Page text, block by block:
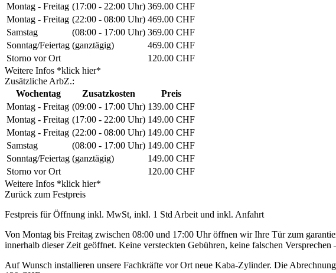
Montag - Freitag (17:00 - 22:00 Uhr) 369.00 CHF
Montag - Freitag (22:00 - 08:00 Uhr) 469.00 CHF
Samstag
(08:00 - 17:00 Uhr) 369.00 CHF
Sonntag/Feiertag (ganztägig)
469.00 CHF
Storno vor Ort
120.00 CHF
Weitere Infos *klick hier*
Zusätzliche ArbZ.:
Wochentag
Zusatzkosten
Preis
Montag - Freitag (09:00 - 17:00 Uhr) 139.00 CHF
Montag - Freitag (17:00 - 22:00 Uhr) 149.00 CHF
Montag - Freitag (22:00 - 08:00 Uhr) 149.00 CHF
Samstag
(08:00 - 17:00 Uhr) 149.00 CHF
Sonntag/Feiertag (ganztägig)
149.00 CHF
Storno vor Ort
120.00 CHF
Weitere Infos *klick hier*
Zurück zum Festpreis
Festpreis für Öffnung inkl. MwSt, inkl. 1 Std Arbeit und inkl. Anfahrt
Von Montag bis Freitag zwischen 08:00 und 17:00 Uhr öffnen wir Ihre Tür zum
innerhalb dieser Zeit geöffnet. Keine versteckten Gebühren, keine falschen
Auf Wunsch installieren unsere Fachkräfte vor Ort neue Kaba-Zylinder. Die